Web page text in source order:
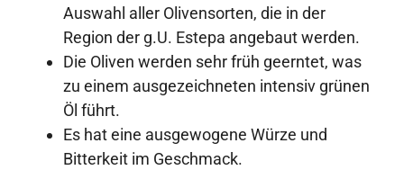
Auswahl aller Olivensorten, die in der
Region der g.U. Estepa angebaut werden.
Die Oliven werden sehr früh geerntet, was
zu einem ausgezeichneten intensiv grünen
Öl führt.
Es hat eine ausgewogene Würze und
Bitterkeit im Geschmack.